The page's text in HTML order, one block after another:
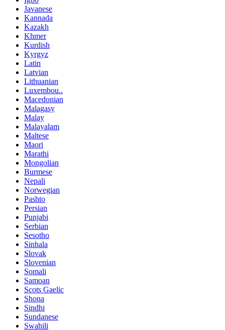
Javanese
Kannada
Kazakh
Khmer
Kurdish
Kyrgyz
Latin
Latvian
Lithuanian
Luxembou..
Macedonian
Malagasy
Malay
Malayalam
Maltese
Maori
Marathi
Mongolian
Burmese
Nepali
Norwegian
Pashto
Persian
Punjabi
Serbian
Sesotho
Sinhala
Slovak
Slovenian
Somali
Samoan
Scots Gaelic
Shona
Sindhi
Sundanese
Swahili